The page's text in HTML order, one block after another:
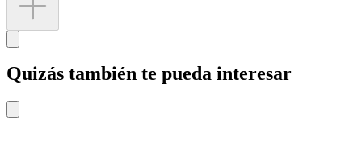
Quizás también te pueda interesar